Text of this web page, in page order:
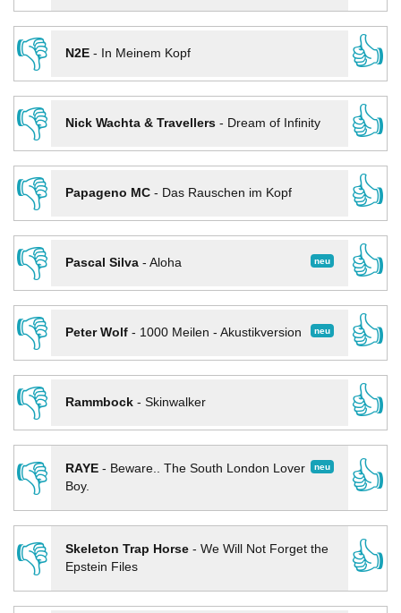
👎
N2E- In Meinem Kopf
👍
👎
Nick Wachta & Travellers- Dream of Infinity
👍
👎
Papageno MC- Das Rauschen im Kopf
👍
👎
neu
Pascal Silva- Aloha
👍
👎
neu
Peter Wolf- 1000 Meilen - Akustikversion
👍
👎
Rammbock- Skinwalker
👍
👎
neu
RAYE- Beware.. The South London Lover
Boy.
👍
👎 Skeleton Trap Horse- We Will Not Forget the
Epstein Files
👍